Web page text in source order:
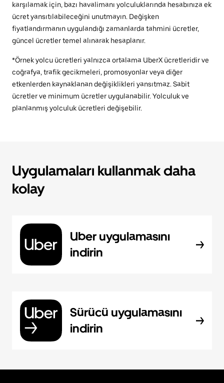
karşılamak için, bazı havalimanı yolculuklarında hesabınıza ek
ücret yansıtılabileceğini unutmayın. Değişken
fiyatlandırmanın uygulandığı zamanlarda tahmini ücretler,
güncel ücretler temel alınarak hesaplanır.
*Örnek yolcu ücretleri yalnızca ortalama UberX ücretleridir ve
coğrafya, trafik gecikmeleri, promosyonlar veya diğer
etkenlerden kaynaklanan değişiklikleri yansıtmaz. Sabit
ücretler ve minimum ücretler uygulanabilir. Yolculuk ve
planlanmış yolculuk ücretleri değişebilir.
Uygulamaları kullanmak daha
kolay
Uber uygulamasını
indirin
Sürücü uygulamasını
indirin